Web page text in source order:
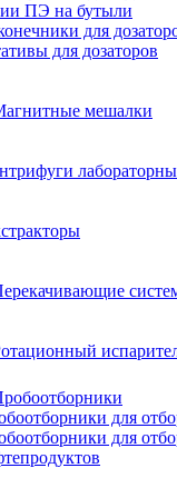
ПЭ на бутыли
для
для дозаторов
мешалки
для
для